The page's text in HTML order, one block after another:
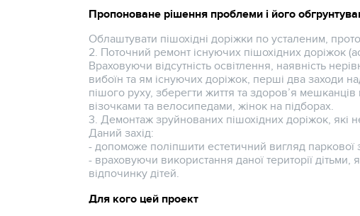
Пропоноване рішення проблеми і його
Облаштувати пішохідні доріжки по усталеним,
2. Поточний ремонт існуючих пішохідних доріжок
Враховуючи відсутність освітлення, наявність
вибоїн та ям існуючих доріжок, перші два заходи
пішого руху, зберегти життя та здоров’я
візочками та велосипедами, жінок на підборах.
3. Демонтаж зруйнованих пішохідних доріжок, які
Даний захід:
- допоможе поліпшити естетичний вигляд паркової
- враховуючи використання даної території дітьми,
відпочинку дітей.
Для кого цей проект